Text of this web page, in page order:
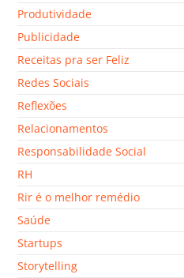
Produtividade
Publicidade
Receitas pra ser Feliz
Redes Sociais
Reflexões
Relacionamentos
Responsabilidade Social
RH
Rir é o melhor remédio
Saúde
Startups
Storytelling